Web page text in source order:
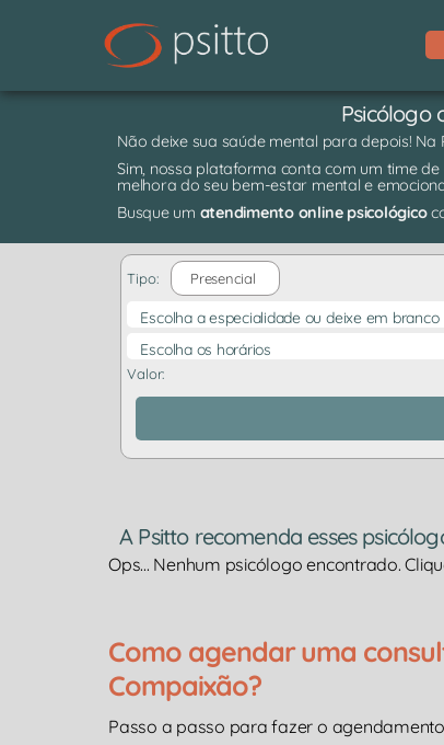
Psicólogo
Não deixe sua saúde mental para depois! Na
Sim, nossa plataforma conta com um time
melhora do seu bem-estar mental e
Busque um atendimento online psicológico
Tipo: Presencial
Escolha a especialidade ou deixe em branco
Escolha os horários
Valor:
A Psitto recomenda esses
Ops... Nenhum psicólogo encontrado.
Como agendar uma
Compaixão?
Passo a passo para fazer o